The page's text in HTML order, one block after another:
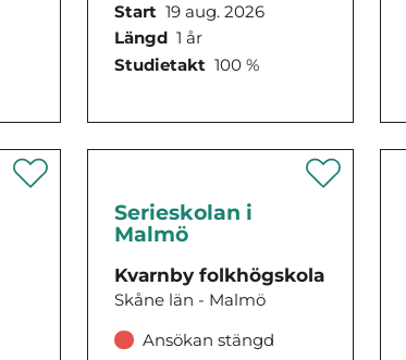
Start 19 aug. 2026
Längd 1 år
Studietakt 100 %
Serieskolan i
Malmö
Kvarnby folkhögskola
Skåne län - Malmö
Ansökan stängd